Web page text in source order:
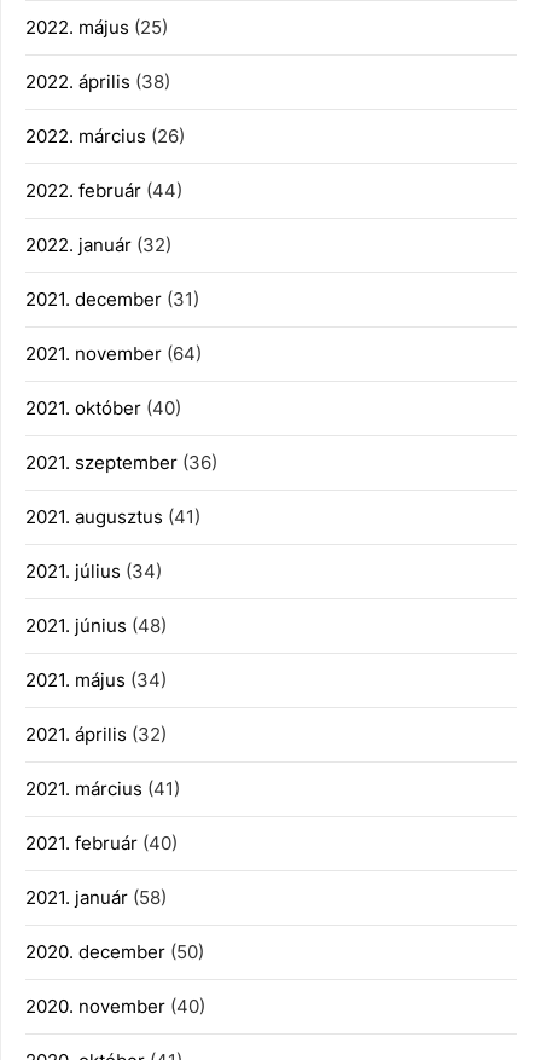
2022. május (25)
2022. április (38)
2022. március (26)
2022. február (44)
2022. január (32)
2021. december (31)
2021. november (64)
2021. október (40)
2021. szeptember (36)
2021. augusztus (41)
2021. július (34)
2021. június (48)
2021. május (34)
2021. április (32)
2021. március (41)
2021. február (40)
2021. január (58)
2020. december (50)
2020. november (40)